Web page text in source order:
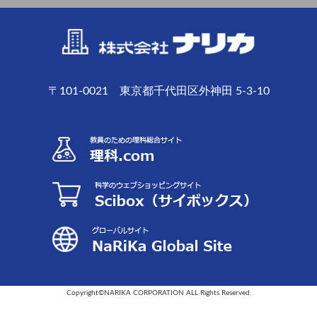
〒101-0021 東京都千代田区外神田 5-3-10
Copyright©NARIKA CORPORATION ALL Rights Reserved.